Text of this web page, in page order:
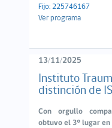
Fijo: 225746167
Ver programa
13/11/2025
Instituto
distinción de
Con orgullo
obtuvo el 3° lugar